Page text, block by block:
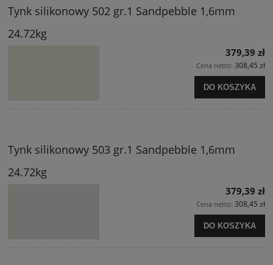
Tynk silikonowy 502 gr.1 Sandpebble 1,6mm
24.72kg
379,39 zł
Cena netto: 308,45 zł
DO KOSZYKA
Tynk silikonowy 503 gr.1 Sandpebble 1,6mm
24.72kg
379,39 zł
Cena netto: 308,45 zł
DO KOSZYKA